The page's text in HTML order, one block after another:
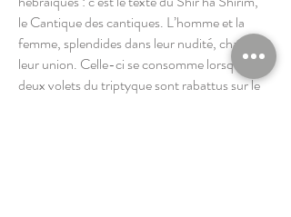
le Cantique des cantiques. L’homme et la
femme, splendides dans leur nudité, chantent
leur union. Celle-ci se consomme lorsque les
deux volets du triptyque sont rabattus sur le